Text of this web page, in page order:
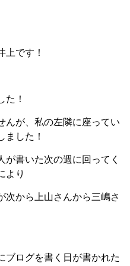
です！
た！
んが、私の左隣に座ってい
ました！
が書いた次の週に回ってく
より
次から上山さんから三嶋さ
ブログを書く日が書かれた